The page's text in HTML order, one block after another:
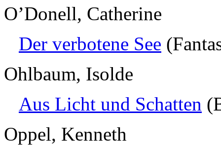
O’Donell, Catherine
Der verbotene See
Ohlbaum, Isolde
Aus Licht und Schatten
Oppel, Kenneth